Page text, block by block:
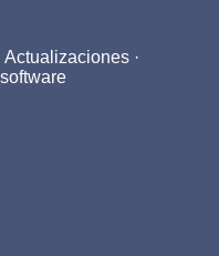
Actualizaciones